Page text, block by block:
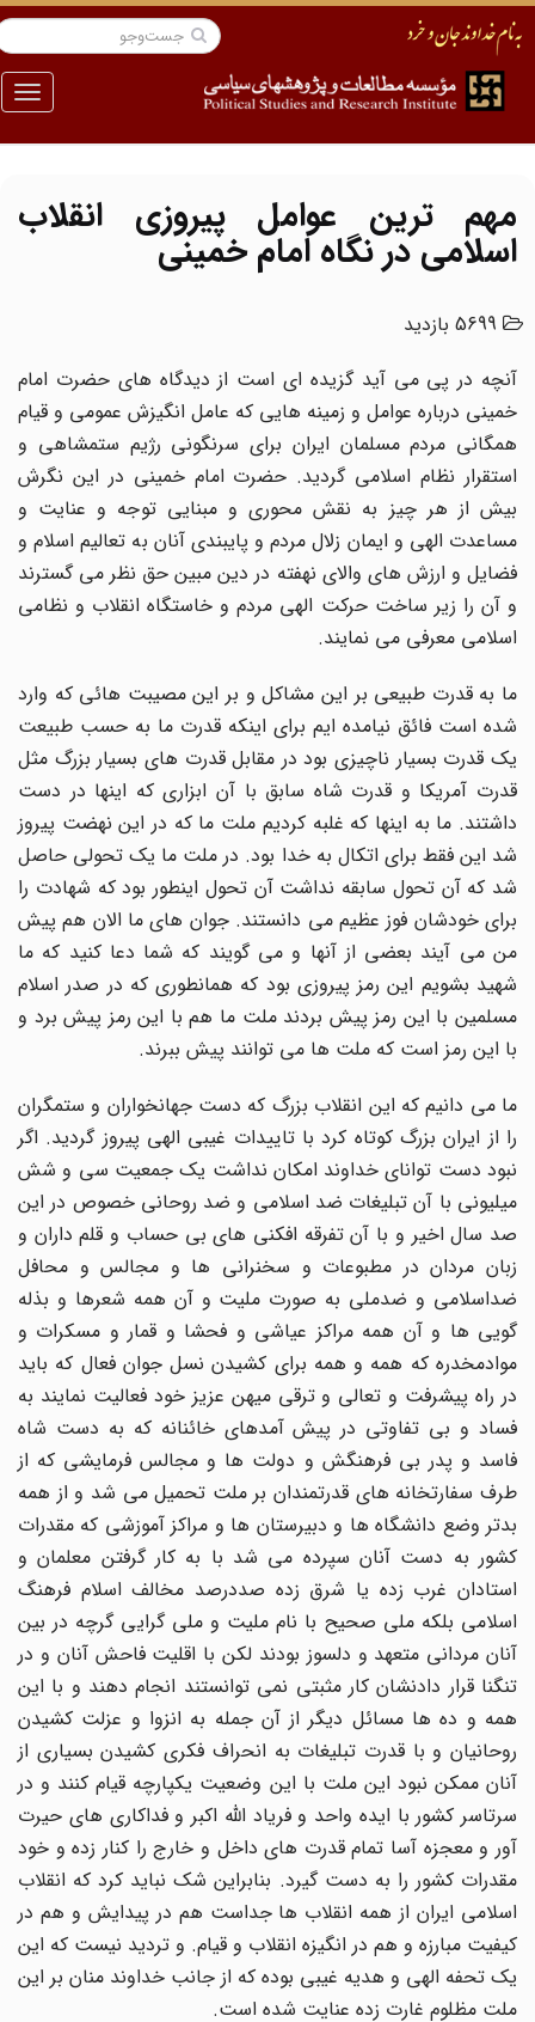
منو
مهم ترین عوامل پیروزی انقلاب
اسلامی در نگاه امام خمینی
5699 بازدید
آنچه در پی می آید گزیده ای است از دیدگاه های حضرت امام
خمینی درباره عوامل و زمینه هایی که عامل انگیزش عمومی و قیام
همگانی مردم مسلمان ایران برای سرنگونی رژیم ستمشاهی و
استقرار نظام اسلامی گردید. حضرت امام خمینی در این نگرش
بیش از هر چیز به نقش محوری و مبنایی توجه و عنایت و
مساعدت الهی و ایمان زلال مردم و پایبندی آنان به تعالیم اسلام و
فضایل و ارزش های والای نهفته در دین مبین حق نظر می گسترند
و آن را زیر ساخت حرکت الهی مردم و خاستگاه انقلاب و نظامی
اسلامی معرفی می نمایند.
ما به قدرت طبیعی بر این مشاکل و بر این مصیبت هائی که وارد
شده است فائق نیامده ایم برای اینکه قدرت ما به حسب طبیعت
یک قدرت بسیار ناچیزی بود در مقابل قدرت های بسیار بزرگ مثل
قدرت آمریکا و قدرت شاه سابق با آن ابزاری که اینها در دست
داشتند. ما به اینها که غلبه کردیم ملت ما که در این نهضت پیروز
شد این فقط برای اتکال به خدا بود. در ملت ما یک تحولی حاصل
شد که آن تحول سابقه نداشت آن تحول اینطور بود که شهادت را
برای خودشان فوز عظیم می دانستند. جوان های ما الان هم پیش
من می آیند بعضی از آنها و می گویند که شما دعا کنید که ما
شهید بشویم این رمز پیروزی بود که همانطوری که در صدر اسلام
مسلمین با این رمز پیش بردند ملت ما هم با این رمز پیش برد و
با این رمز است که ملت ها می توانند پیش ببرند.
ما می دانیم که این انقلاب بزرگ که دست جهانخواران و ستمگران
را از ایران بزرگ کوتاه کرد با تاییدات غیبی الهی پیروز گردید. اگر
نبود دست توانای خداوند امکان نداشت یک جمعیت سی و شش
میلیونی با آن تبلیغات ضد اسلامی و ضد روحانی خصوص در این
صد سال اخیر و با آن تفرقه افکنی های بی حساب و قلم داران و
زبان مردان در مطبوعات و سخنرانی ها و مجالس و محافل
ضداسلامی و ضدملی به صورت ملیت و آن همه شعرها و بذله
گویی ها و آن همه مراکز عیاشی و فحشا و قمار و مسکرات و
موادمخدره که همه و همه برای کشیدن نسل جوان فعال که باید
در راه پیشرفت و تعالی و ترقی میهن عزیز خود فعالیت نمایند به
فساد و بی تفاوتی در پیش آمدهای خائنانه که به دست شاه
فاسد و پدر بی فرهنگش و دولت ها و مجالس فرمایشی که از
طرف سفارتخانه های قدرتمندان بر ملت تحمیل می شد و از همه
بدتر وضع دانشگاه ها و دبیرستان ها و مراکز آموزشی که مقدرات
کشور به دست آنان سپرده می شد با به کار گرفتن معلمان و
استادان غرب زده یا شرق زده صددرصد مخالف اسلام فرهنگ
اسلامی بلکه ملی صحیح با نام ملیت و ملی گرایی گرچه در بین
آنان مردانی متعهد و دلسوز بودند لکن با اقلیت فاحش آنان و در
تنگنا قرار دادنشان کار مثبتی نمی توانستند انجام دهند و با این
همه و ده ها مسائل دیگر از آن جمله به انزوا و عزلت کشیدن
روحانیان و با قدرت تبلیغات به انحراف فکری کشیدن بسیاری از
آنان ممکن نبود این ملت با این وضعیت یکپارچه قیام کنند و در
سرتاسر کشور با ایده واحد و فریاد الله اکبر و فداکاری های حیرت
آور و معجزه آسا تمام قدرت های داخل و خارج را کنار زده و خود
مقدرات کشور را به دست گیرد. بنابراین شک نباید کرد که انقلاب
اسلامی ایران از همه انقلاب ها جداست هم در پیدایش و هم در
کیفیت مبارزه و هم در انگیزه انقلاب و قیام. و تردید نیست که این
یک تحفه الهی و هدیه غیبی بوده که از جانب خداوند منان بر این
ملت مظلوم غارت زده عنایت شده است.